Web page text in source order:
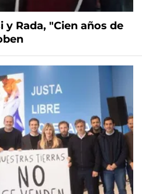
y Rada, "Cien años de